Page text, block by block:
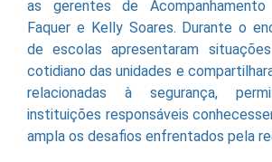
as gerentes de
Faquer e Kelly Soares. Durante o
de escolas apresentaram
cotidiano das unidades e
relacionadas à segurança,
instituições responsáveis
ampla os desafios enfrentados pela